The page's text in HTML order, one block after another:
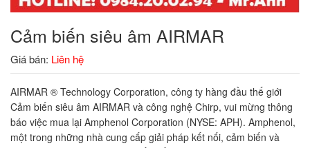
Cảm biến siêu âm AIRMAR
Giá bán: Liên hệ
AIRMAR ® Technology Corporation, công ty hàng đầu thế giới
Cảm biến siêu âm AIRMAR và công nghệ Chirp, vui mừng thông
báo việc mua lại Amphenol Corporation (NYSE: APH). Amphenol,
một trong những nhà cung cấp giải pháp kết nối, cảm biến và